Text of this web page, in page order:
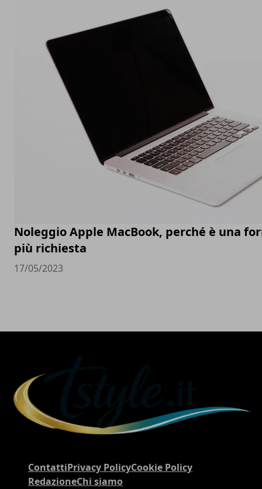
Noleggio Apple MacBook, perché è una
più richiesta
17/05/2023
ContattiPrivacy PolicyCookie Policy
RedazioneChi siamo